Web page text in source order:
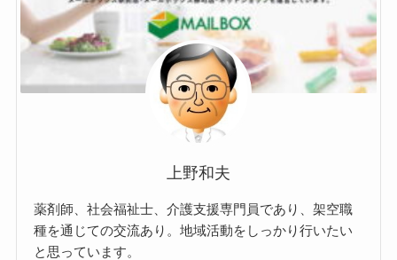
上野和夫
薬剤師、社会福祉士、介護支援専門員であり、架空職
種を通じての交流あり。地域活動をしっかり行いたい
と思っています。